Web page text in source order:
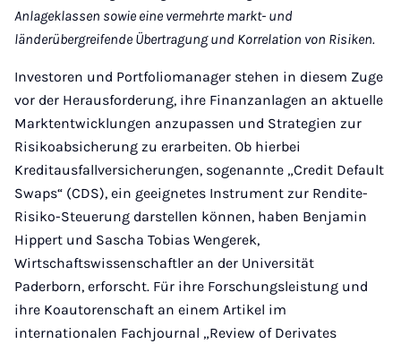
Anlageklassen sowie eine vermehrte markt- und
länderübergreifende Übertragung und Korrelation von Risiken.
Investoren und Portfoliomanager stehen in diesem Zuge
vor der Herausforderung, ihre Finanzanlagen an aktuelle
Marktentwicklungen anzupassen und Strategien zur
Risikoabsicherung zu erarbeiten. Ob hierbei
Kreditausfallversicherungen, sogenannte „Credit Default
Swaps“ (CDS), ein geeignetes Instrument zur Rendite-
Risiko-Steuerung darstellen können, haben Benjamin
Hippert und Sascha Tobias Wengerek,
Wirtschaftswissenschaftler an der Universität
Paderborn, erforscht. Für ihre Forschungsleistung und
ihre Koautorenschaft an einem Artikel im
internationalen Fachjournal „Review of Derivates